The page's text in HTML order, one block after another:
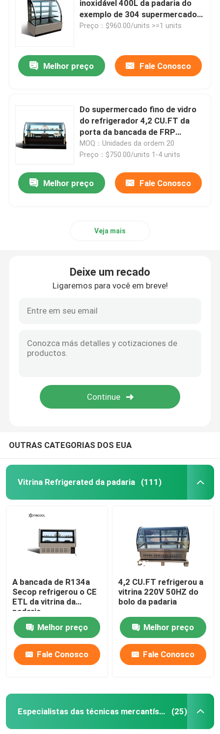
Distribuidor congelado da bebida
Caminhada nos refrigeradores
inoxidável 400L da padaria do
exemplo de 304 supermercados
finos
Preço：$960.00/units >=1 units
Melhor preço Fale Conosco
Do supermercado fino de vidro
do refrigerador 4,2 CU.FT da
porta da bancada de FRP
exemplo mais fresco
MOQ：Unidades da ordem 20
Preço：$750.00/units 1-4 units
Melhor preço Fale Conosco
Veja mais
Deixe um recado
Ligaremos para você em breve!
OUTRAS CATEGORIAS DOS EUA
Vitrina Refrigerated da padaria (111)
A bancada de R134a
Secop refrigerou o CE
ETL da vitrina da
padaria
Melhor preço
Fale Conosco
4,2 CU.FT refrigerou a
vitrina 220V 50HZ do
bolo da padaria
Melhor preço
Fale Conosco
Especialistas das técnicas mercantís de vidro da porta (25)